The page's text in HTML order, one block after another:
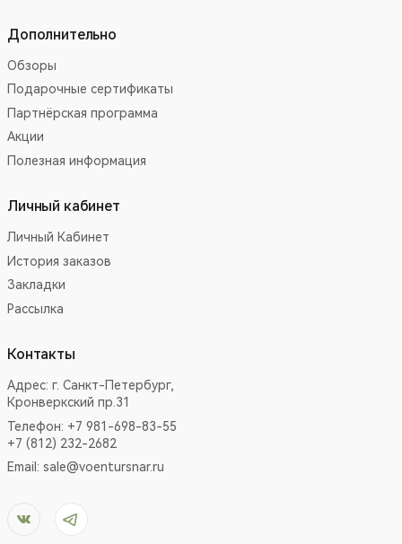
Дополнительно
Обзоры
Подарочные сертификаты
Партнёрская программа
Акции
Полезная информация
Личный кабинет
Личный Кабинет
История заказов
Закладки
Рассылка
Контакты
Адрес: г. Санкт-Петербург,
Кронверкский пр.31
Телефон: +7 981-698-83-55
+7 (812) 232-2682
Email: sale@voentursnar.ru